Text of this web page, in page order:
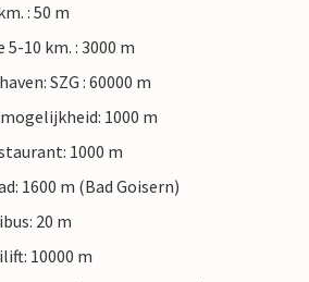
: 50 m
10 km. : 3000 m
SZG : 60000 m
1000 m
1000 m
1600 m (Bad Goisern)
20 m
10000 m